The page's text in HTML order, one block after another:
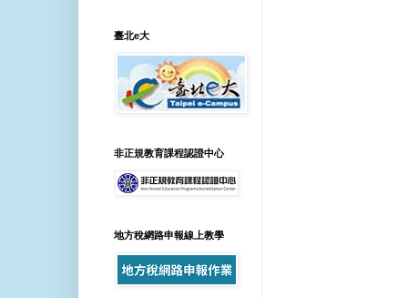
臺北e大
非正規教育課程認證中心
地方稅網路申報線上教學